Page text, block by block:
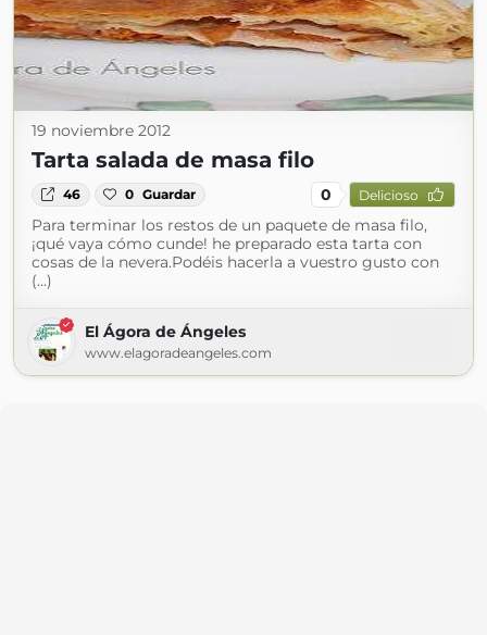
19 noviembre 2012
Tarta salada de masa filo
46 0 Guardar 0 Delicioso
Para terminar los restos de un paquete de masa filo,
¡qué vaya cómo cunde! he preparado esta tarta con
cosas de la nevera.Podéis hacerla a vuestro gusto con
(...)
El Ágora de Ángeles
www.elagoradeangeles.com